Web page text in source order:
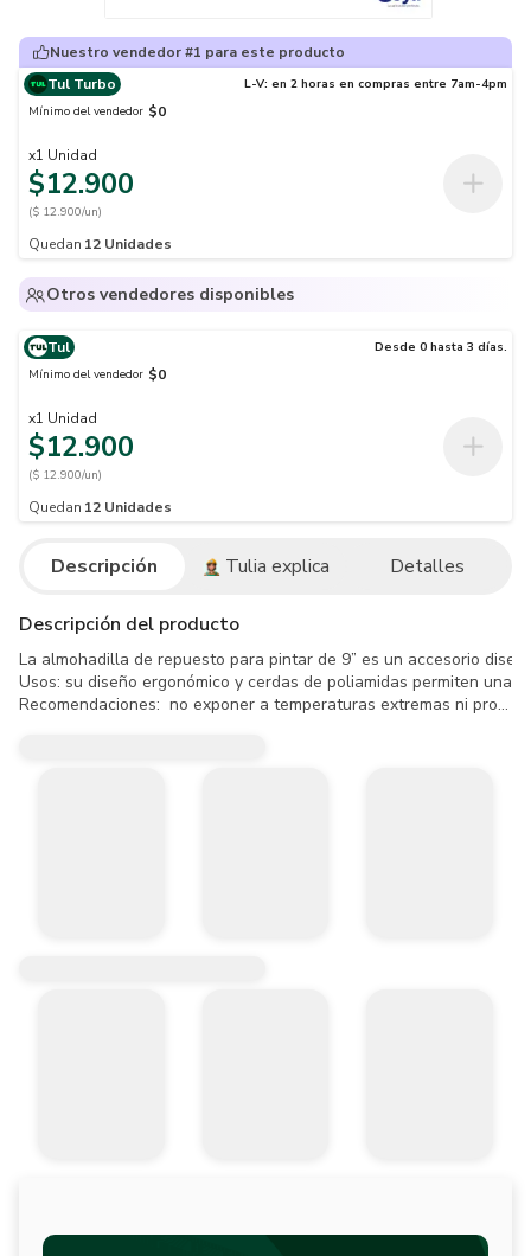
Nuestro vendedor #1 para este producto
Tul Turbo
L-V: en 2 horas en compras entre 7am-4pm
Mínimo del vendedor $0
x1 Unidad
$12.900
($ 12.900/un)
Quedan 12 Unidades
Otros vendedores disponibles
Tul
Desde 0 hasta 3 días.
Mínimo del vendedor $0
x1 Unidad
$12.900
($ 12.900/un)
Quedan 12 Unidades
Descripción Tulia explica Detalles
Descripción del producto
La almohadilla de repuesto para pintar de 9” es un accesorio
Usos: su diseño ergonómico y cerdas de poliamidas permiten
Recomendaciones:  no exponer a temperaturas extremas ni